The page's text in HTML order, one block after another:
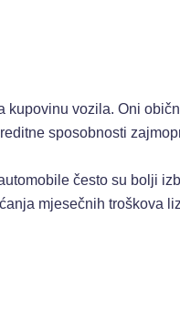
kupovinu vozila. Oni
sposobnosti
često su bolji
mjesečnih troškova